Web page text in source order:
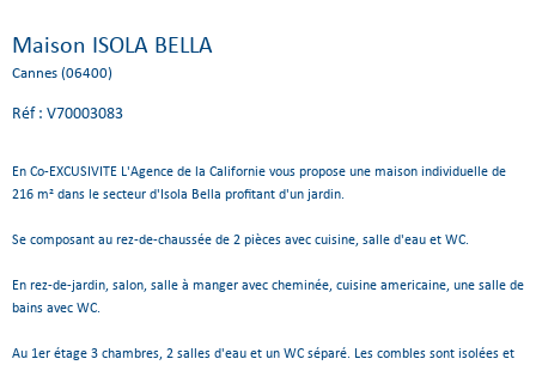
Maison ISOLA BELLA
Cannes (06400)
Réf : V70003083
En Co-EXCUSIVITE L'Agence de la Californie vous propose une maison individuelle de
216 m² dans le secteur d'Isola Bella profitant d'un jardin.
Se composant au rez-de-chaussée de 2 pièces avec cuisine, salle d'eau et WC.
En rez-de-jardin, salon, salle à manger avec cheminée, cuisine americaine, une salle de
bains avec WC.
Au 1er étage 3 chambres, 2 salles d'eau et un WC séparé. Les combles sont isolées et